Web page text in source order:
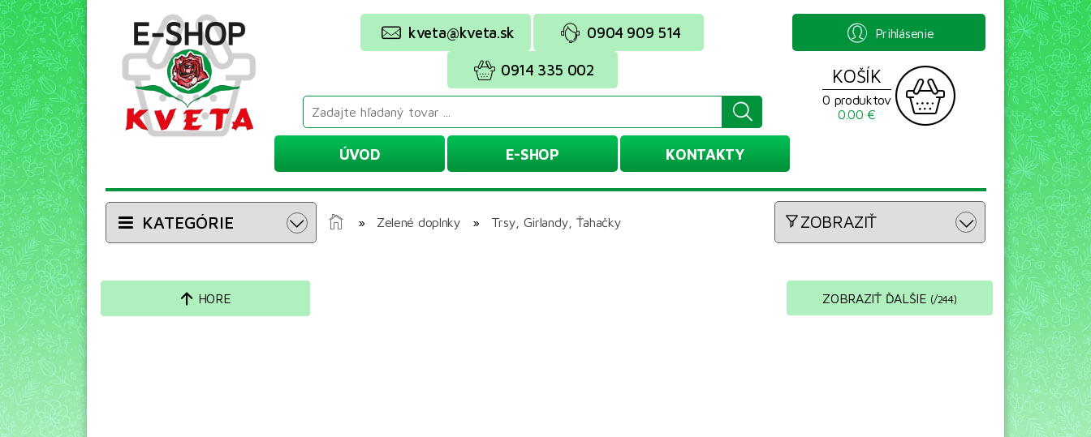
kveta@kveta.sk 0904 909 514
0914 335 002
E-SHOP
ÚVOD KONTAKTY
Prihlásenie
KOŠÍK
0 produktov
0.00 €
KATEGÓRIE » Zelené doplnky » Trsy, Girlandy, Ťahačky ZOBRAZIŤ
HORE ZOBRAZIŤ ĎALŠIE (/244)